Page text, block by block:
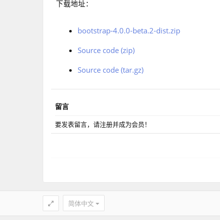
下载地址：
bootstrap-4.0.0-beta.2-dist.zip
Source code (zip)
Source code (tar.gz)
留言
要发表留言，请注册并成为会员！
简体中文